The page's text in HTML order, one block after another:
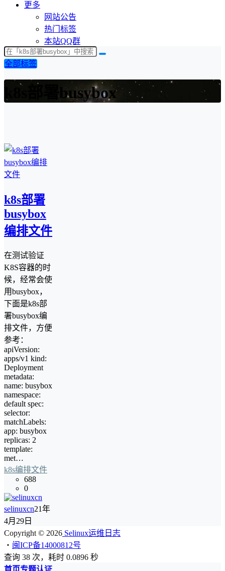
更多
网站公告
热门标签
本站QQ群
全部标签
k8s部署busybox
k8s部署
busybox
编排文件
在测试验证
K8S容器的时
候，经常会使
用busybox，
下面是k8s部
署busybox编
排文件，方便
参考：
apiVersion:
apps/v1 kind:
Deployment
metadata:
name: busybox
namespace:
default spec:
selector:
matchLabels:
app: busybox
replicas: 2
template:
met…
k8s编排文件
688
0
selinuxcn21年
4月29日
Copyright © 2026 Selinux运维日志
・ 闽ICP备14000812号
查询 38 次，耗时 0.0896 秒
首页专题认证